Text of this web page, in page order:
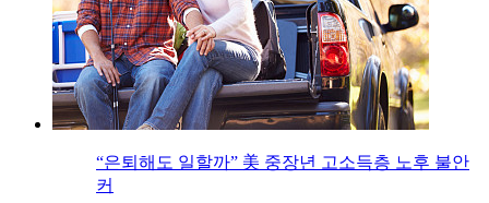
“은퇴해도 일할까” 美 중장년 고소득층 노후 불안
커